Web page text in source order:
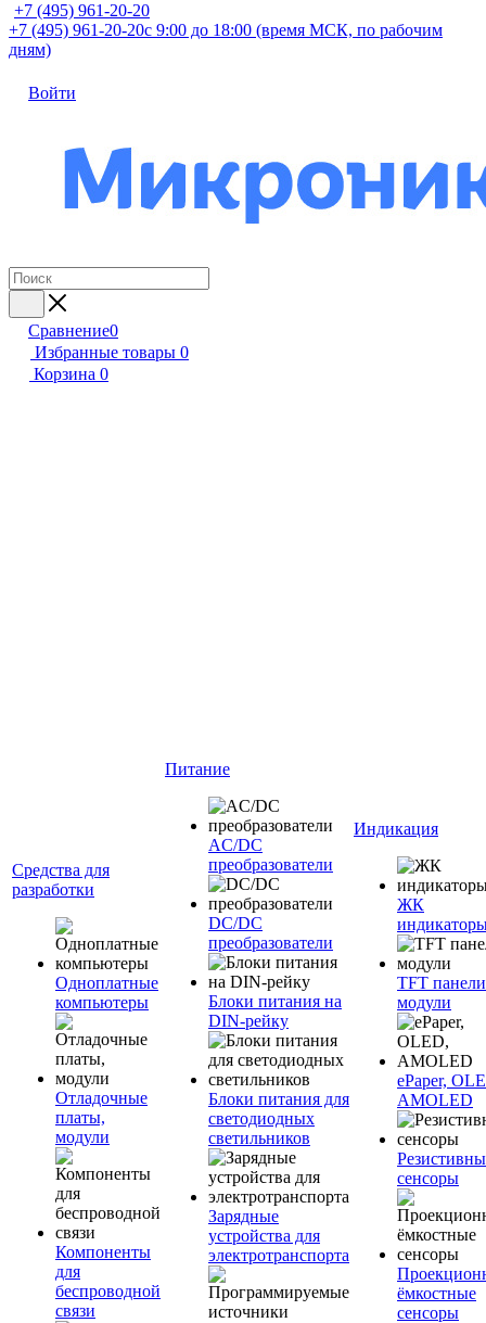
+7 (495) 961-20-20
+7 (495) 961-20-20с 9:00 до 18:00 (время МСК, по рабочим
дням)
Войти
Сравнение0
Избранные товары 0
Корзина 0
Средства для
разработки
Одноплатные
компьютеры
Отладочные
платы,
модули
Компоненты
для
беспроводной
связи
Питание
AC/DC
преобразователи
DC/DC
преобразователи
Блоки питания на
DIN-рейку
Блоки питания для
светодиодных
светильников
Зарядные
устройства для
электротранспорта
Индикация
ЖК
TFT
модули
ePaper,
AMOLED
сенсоры
ёмкостные
сенсоры